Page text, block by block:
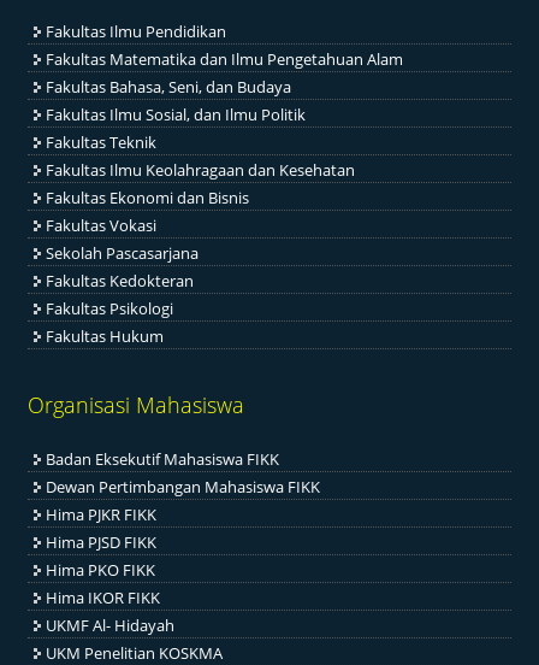
Fakultas Ilmu Pendidikan
Fakultas Matematika dan Ilmu Pengetahuan Alam
Fakultas Bahasa, Seni, dan Budaya
Fakultas Ilmu Sosial, dan Ilmu Politik
Fakultas Teknik
Fakultas Ilmu Keolahragaan dan Kesehatan
Fakultas Ekonomi dan Bisnis
Fakultas Vokasi
Sekolah Pascasarjana
Fakultas Kedokteran
Fakultas Psikologi
Fakultas Hukum
Organisasi Mahasiswa
Badan Eksekutif Mahasiswa FIKK
Dewan Pertimbangan Mahasiswa FIKK
Hima PJKR FIKK
Hima PJSD FIKK
Hima PKO FIKK
Hima IKOR FIKK
UKMF Al- Hidayah
UKM Penelitian KOSKMA